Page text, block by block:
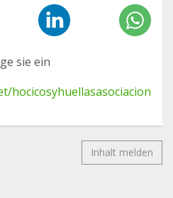
sie ein
hocicosyhuellasasociacion
Inhalt melden